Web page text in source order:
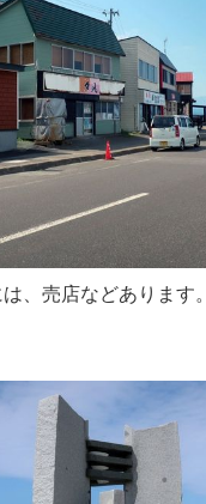
、売店などあります。